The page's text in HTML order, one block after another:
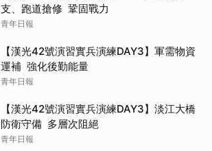
支、跑道搶修 鞏固戰力
青年日報
【漢光42號演習實兵演練DAY3】軍需物資
運補 強化後勤能量
青年日報
【漢光42號演習實兵演練DAY3】淡江大橋
防衛守備 多層次阻絕
青年日報